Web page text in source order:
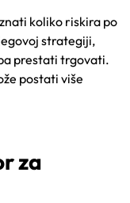
koliko riskira po
strategiji,
prestati trgovati.
postati više
za